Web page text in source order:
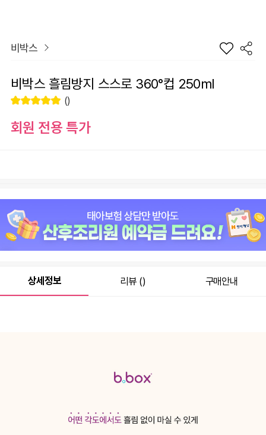
비박스
비박스 흘림방지 스스로 360°컵 250ml
()
회원 전용 특가
총 상품 금액 0원
상세정보 리뷰 () 구매안내